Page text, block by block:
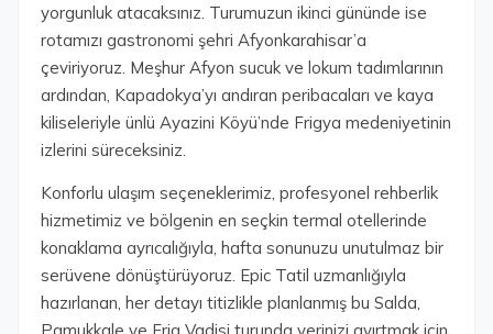
yorgunluk atacaksınız. Turumuzun ikinci gününde ise
rotamızı gastronomi şehri Afyonkarahisar’a
çeviriyoruz. Meşhur Afyon sucuk ve lokum tadımlarının
ardından, Kapadokya’yı andıran peribacaları ve kaya
kiliseleriyle ünlü Ayazini Köyü’nde Frigya medeniyetinin
izlerini süreceksiniz.
Konforlu ulaşım seçeneklerimiz, profesyonel rehberlik
hizmetimiz ve bölgenin en seçkin termal otellerinde
konaklama ayrıcalığıyla, hafta sonunuzu unutulmaz bir
serüvene dönüştürüyoruz. Epic Tatil uzmanlığıyla
hazırlanan, her detayı titizlikle planlanmış bu Salda,